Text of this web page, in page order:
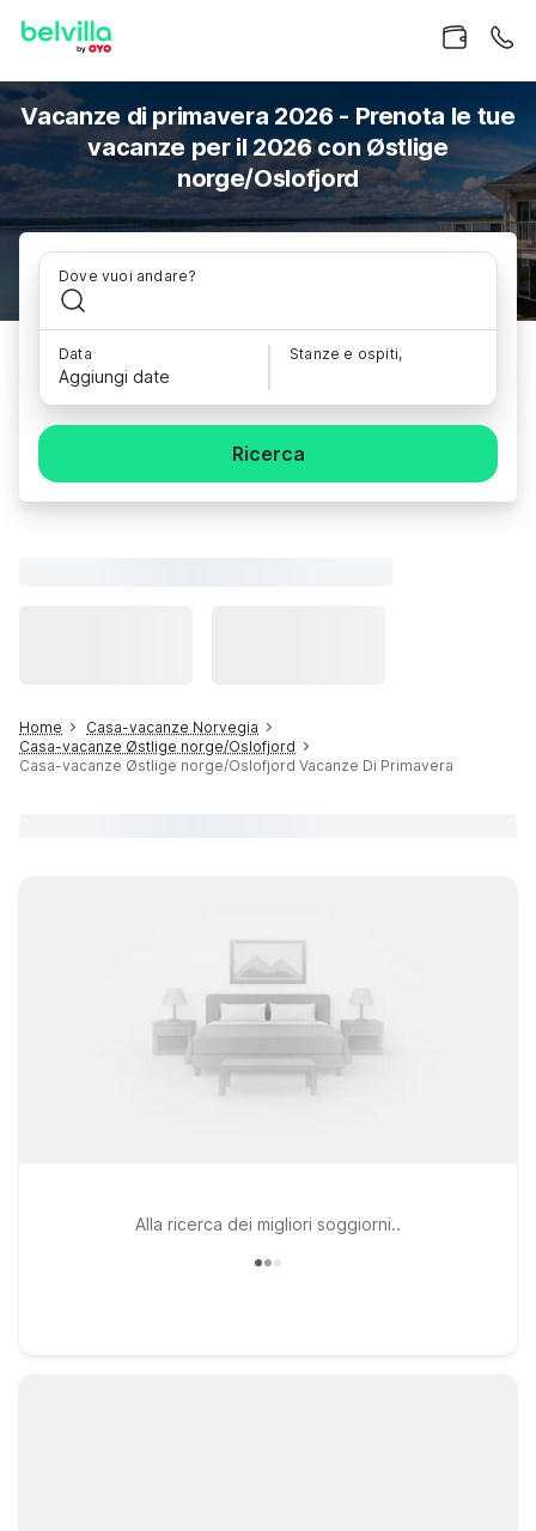
Vacanze di primavera 2026 - Prenota le tue
vacanze per il 2026 con Østlige
norge/Oslofjord
Dove vuoi andare?
Data
Aggiungi date
Stanze e ospiti,
Ricerca
Home
Casa-vacanze Norvegia
Casa-vacanze Østlige norge/Oslofjord
Casa-vacanze Østlige norge/Oslofjord Vacanze Di Primavera
Alla ricerca dei migliori soggiorni..